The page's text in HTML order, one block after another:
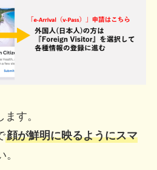
す。
顔が鮮明に映るようにスマ